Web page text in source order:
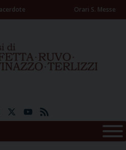
Orari S. Messe
InstagramYouTube